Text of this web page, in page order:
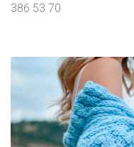
386 53 70